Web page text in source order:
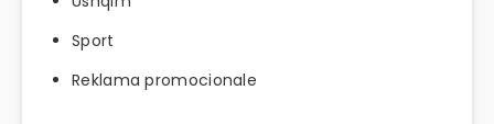
Sport
Reklama promocionale